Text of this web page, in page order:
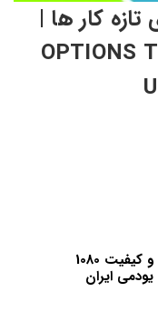
کار ها |
OPTIONS